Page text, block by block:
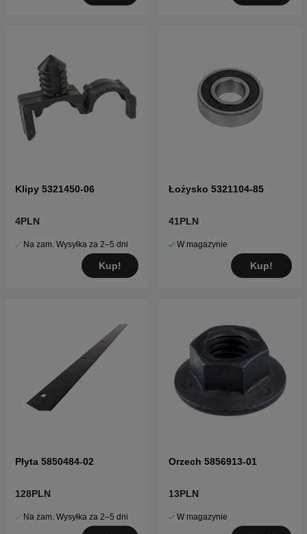
Klipy 5321450-06
4PLN
Na zam. Wysyłka za 2–5 dni
Kup!
Łożysko 5321104-85
41PLN
W magazynie
Kup!
Płyta 5850484-02
128PLN
Na zam. Wysyłka za 2–5 dni
Orzech 5856913-01
13PLN
W magazynie